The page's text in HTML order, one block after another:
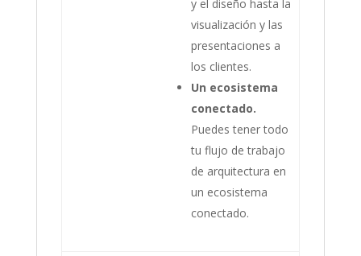
y el diseño hasta la
visualización y las
presentaciones a
los clientes.
Un ecosistema
conectado.
Puedes tener todo
tu flujo de trabajo
de arquitectura en
un ecosistema
conectado.